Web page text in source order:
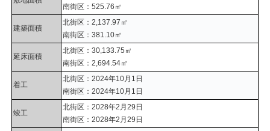
南街区：525.76㎡
建築面積
北街区：2,137.97㎡
南街区：381.10㎡
延床面積
北街区：30,133.75㎡
南街区：2,694.54㎡
着工
北街区：2024年10月1日
南街区：2024年10月1日
竣工
北街区：2028年2月29日
南街区：2028年2月29日